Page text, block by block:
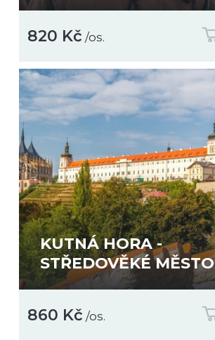
820 Kč /os.
KUTNÁ HORA -
STŘEDOVĚKÉ MĚSTO
860 Kč /os.